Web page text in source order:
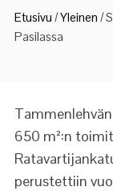
Etusivu /Yleinen /
Pasilassa
650 m²:n
perustettiin